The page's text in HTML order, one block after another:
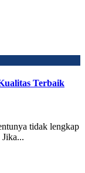
Terbaik
tidak lengkap